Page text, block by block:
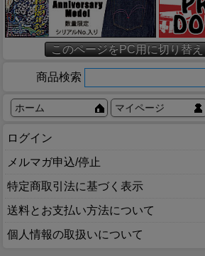
このページをPC用に切り替え
商品検索
ホーム マイページ
ログイン
メルマガ申込/停止
特定商取引法に基づく表示
送料とお支払い方法について
個人情報の取扱いについて